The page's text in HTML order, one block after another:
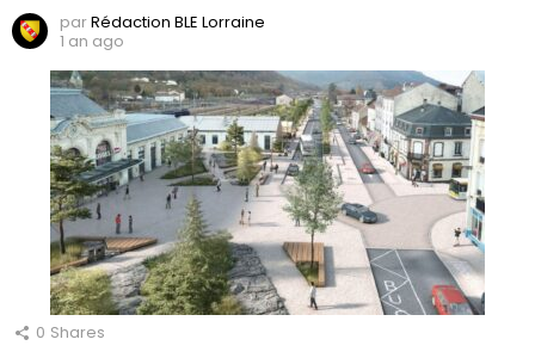
parRédaction BLE Lorraine
1 an ago
0 Shares